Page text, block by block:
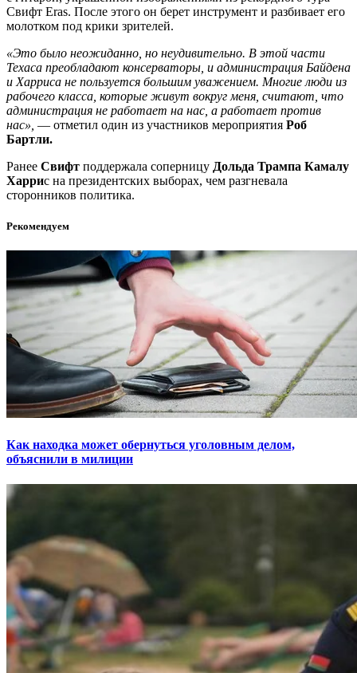
Свифт Eras. После этого он берет инструмент и разбивает его
молотком под крики зрителей.
«Это было неожиданно, но неудивительно. В этой части
Техаса преобладают консерваторы, и администрация Байдена
и Харриса не пользуется большим уважением. Многие люди из
рабочего класса, которые живут вокруг меня, считают, что
администрация не работает на нас, а работает против
нас», — отметил один из участников мероприятия Роб
Бартли.
Ранее Свифт поддержала соперницу Дольда Трампа Камалу
Харрис на президентских выборах, чем разгневала
сторонников политика.
Рекомендуем
Как находка может обернуться уголовным делом,
объяснили в милиции